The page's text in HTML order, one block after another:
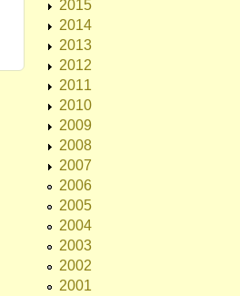
2015
2014
2013
2012
2011
2010
2009
2008
2007
2006
2005
2004
2003
2002
2001